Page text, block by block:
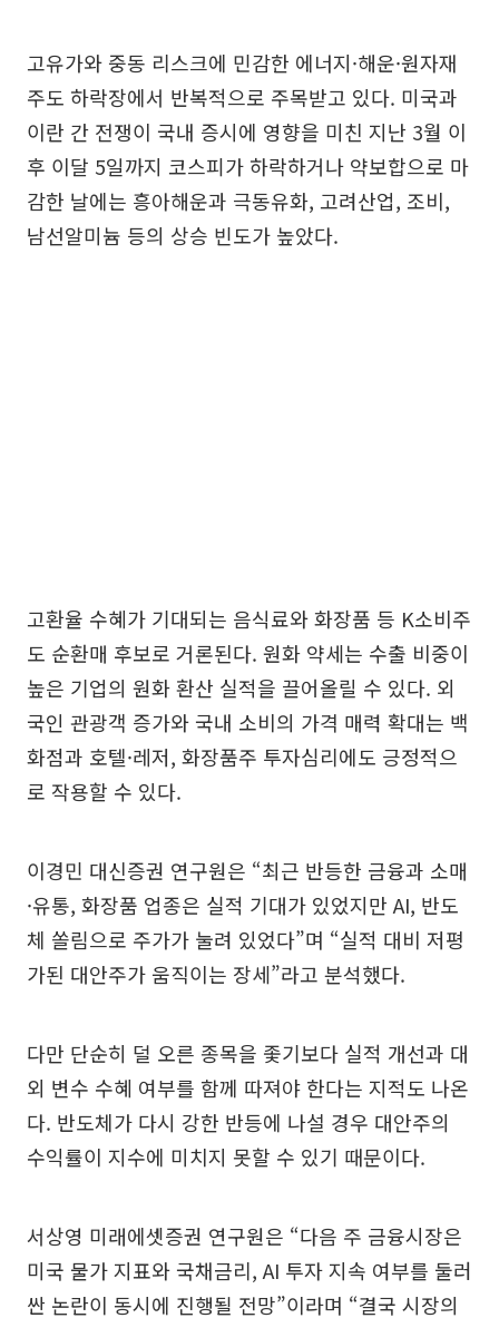
고유가와 중동 리스크에 민감한 에너지·해운·원자재
주도 하락장에서 반복적으로 주목받고 있다. 미국과
이란 간 전쟁이 국내 증시에 영향을 미친 지난 3월 이
후 이달 5일까지 코스피가 하락하거나 약보합으로 마
감한 날에는 흥아해운과 극동유화, 고려산업, 조비,
남선알미늄 등의 상승 빈도가 높았다.
고환율 수혜가 기대되는 음식료와 화장품 등 K소비주
도 순환매 후보로 거론된다. 원화 약세는 수출 비중이
높은 기업의 원화 환산 실적을 끌어올릴 수 있다. 외
국인 관광객 증가와 국내 소비의 가격 매력 확대는 백
화점과 호텔·레저, 화장품주 투자심리에도 긍정적으
로 작용할 수 있다.
이경민 대신증권 연구원은 “최근 반등한 금융과 소매
·유통, 화장품 업종은 실적 기대가 있었지만 AI, 반도
체 쏠림으로 주가가 눌려 있었다”며 “실적 대비 저평
가된 대안주가 움직이는 장세”라고 분석했다.
다만 단순히 덜 오른 종목을 좇기보다 실적 개선과 대
외 변수 수혜 여부를 함께 따져야 한다는 지적도 나온
다. 반도체가 다시 강한 반등에 나설 경우 대안주의
수익률이 지수에 미치지 못할 수 있기 때문이다.
서상영 미래에셋증권 연구원은 “다음 주 금융시장은
미국 물가 지표와 국채금리, AI 투자 지속 여부를 둘러
싼 논란이 동시에 진행될 전망”이라며 “결국 시장의